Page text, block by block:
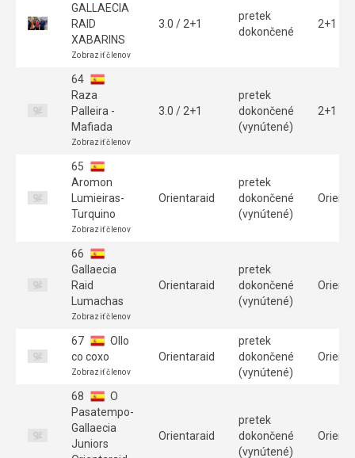
GALLAECIA
RAID
XABARINS
Zobraziť členov
3.0 / 2+1
pretek
dokončené
2+1
64
Raza
Palleira -
Mafiada
Zobraziť členov
3.0 / 2+1
pretek
dokončené
(vynútené)
2+1
65
Aromon
Lumieiras-
Turquino
Zobraziť členov
Orientaraid
pretek
dokončené
(vynútené)
66
Gallaecia
Raid
Lumachas
Zobraziť členov
Orientaraid
pretek
dokončené
(vynútené)
67
Ollo
co coxo
Zobraziť členov
Orientaraid
pretek
dokončené
(vynútené)
68
O
Pasatempo-
Gallaecia
Juniors
Orientaraid
pretek
dokončené
(vynútené)